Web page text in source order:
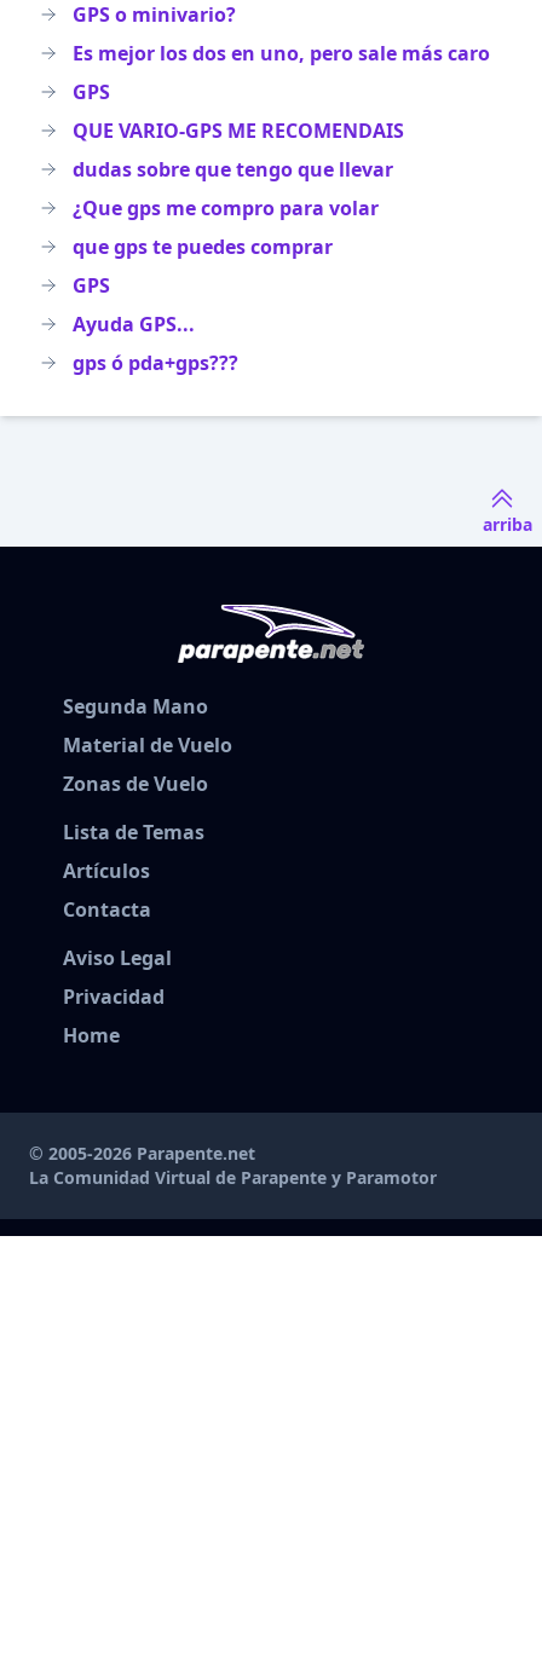
GPS o minivario?
Es mejor los dos en uno, pero sale más caro
GPS
QUE VARIO-GPS ME RECOMENDAIS
dudas sobre que tengo que llevar
¿Que gps me compro para volar
que gps te puedes comprar
GPS
Ayuda GPS...
gps ó pda+gps???
arriba
Segunda Mano
Material de Vuelo
Zonas de Vuelo
Lista de Temas
Artículos
Contacta
Aviso Legal
Privacidad
Home
© 2005-2026 Parapente.net
La Comunidad Virtual de Parapente y Paramotor